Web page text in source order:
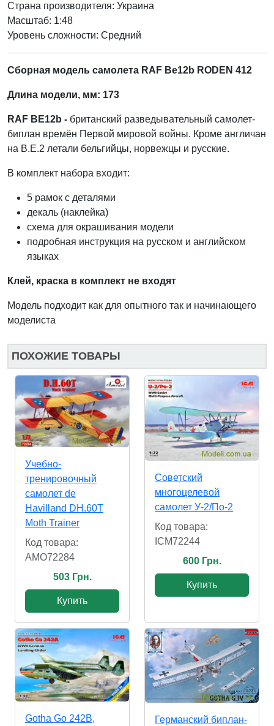
Страна производителя: Украина
Масштаб: 1:48
Уровень сложности: Cредний
Сборная модель самолета RAF Be12b RODEN 412
Длина модели, мм: 173
RAF BE12b - британский разведывательный самолет-
биплан времён Первой мировой войны. Кроме англичан
на В.Е.2 летали бельгийцы, норвежцы и русские.
В комплект набора входит:
5 рамок с деталями
декаль (наклейка)
схема для окрашивания модели
подробная инструкция на русском и английском
языках
Клей, краска в комплект не входят
Модель подходит как для опытного так и начинающего
моделиста
ПОХОЖИЕ ТОВАРЫ
Учебно-
тренировочный
самолет de
Havilland DH.60T
Moth Trainer
Код товара:
AMO72284
503 Грн.
Купить
Советский
многоцелевой
самолет У-2/По-2
Код товара:
ICM72244
600 Грн.
Купить
Gotha Go 242B,
Германский биплан-